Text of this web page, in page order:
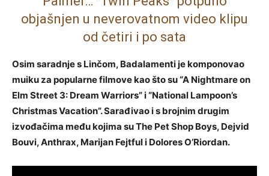
objašnjen u neverovatnom video klipu
od četiri i po sata
Osim saradnje s Linčom, Badalamenti je komponovao
muiku za popularne filmove kao što su “A Nightmare on
Elm Street 3: Dream Warriors” i “National Lampoon’s
Christmas Vacation”. Sarađivao i s brojnim drugim
izvođačima među kojima su The Pet Shop Boys, Dejvid
Bouvi, Anthrax, Marijan Fejtful i Dolores O’Riordan.